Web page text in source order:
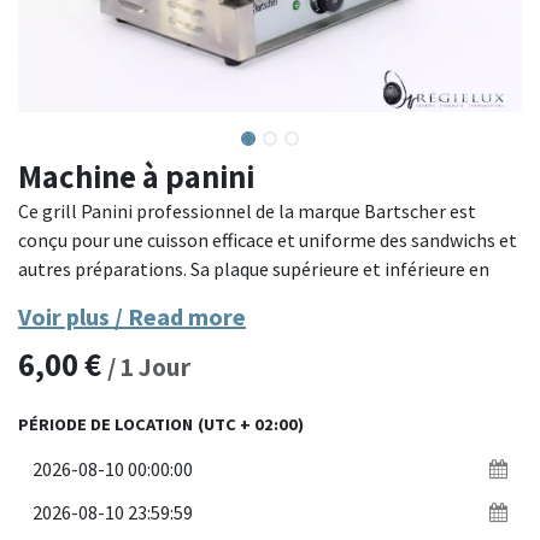
Machine à panini
Ce grill Panini professionnel de la marque Bartscher est
conçu pour une cuisson efficace et uniforme des sandwichs et
autres préparations. Sa plaque supérieure et inférieure en
garantissant ainsi une cuisson parfaite. Ce modèle en acier
inoxydable allie robustesse et durabilité, tout en restant
facile à nettoyer. Idéal pour les professionnels de la
restauration rapide, il est équipé d'un thermostat réglable
pour un contrôle précis de la température.
Voir plus / Read more
6,00€ /1Jour
PÉRIODE DE LOCATION (UTC + 02:00)